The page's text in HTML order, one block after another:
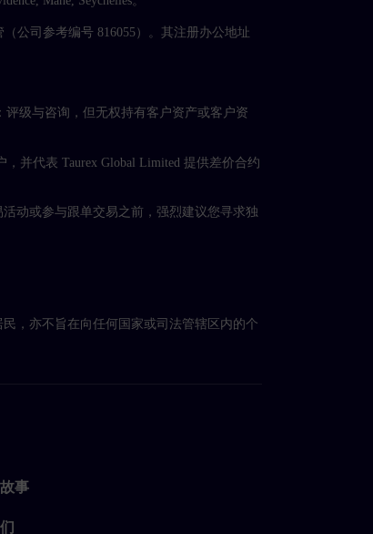
公司参考编号 816055）。其注册办公地址
评级与咨询，但无权持有客户资产或客户资
，并代表 Taurex Global Limited 提供差价合约
动或参与跟单交易之前，强烈建议您寻求独
，亦不旨在向任何国家或司法管辖区内的个
事